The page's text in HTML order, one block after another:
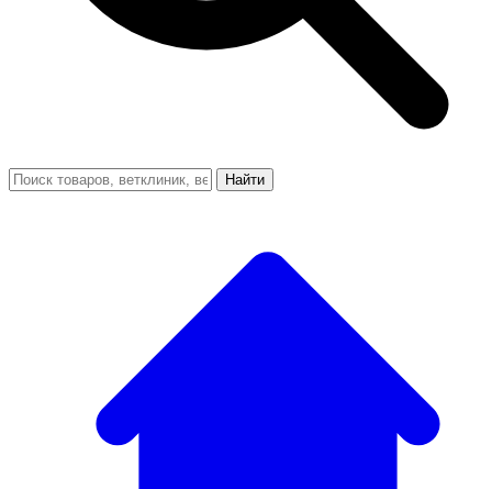
Найти